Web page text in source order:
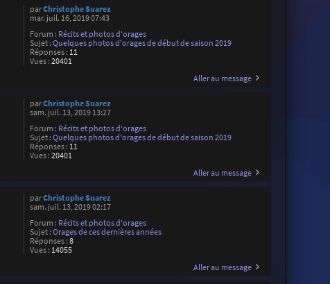
parChristophe Suarez
mar. juil. 16, 2019 07:43
Forum : Récits et photos d'orages
Sujet : Quelques photos d'orages de début de saison 2019
Réponses : 11
Vues : 20401
Aller au message
parChristophe Suarez
sam. juil. 13, 2019 13:27
Forum : Récits et photos d'orages
Sujet : Quelques photos d'orages de début de saison 2019
Réponses : 11
Vues : 20401
Aller au message
parChristophe Suarez
sam. juil. 13, 2019 02:17
Forum : Récits et photos d'orages
Sujet : Orages de ces dernières années
Réponses : 8
Vues : 14055
Aller au message